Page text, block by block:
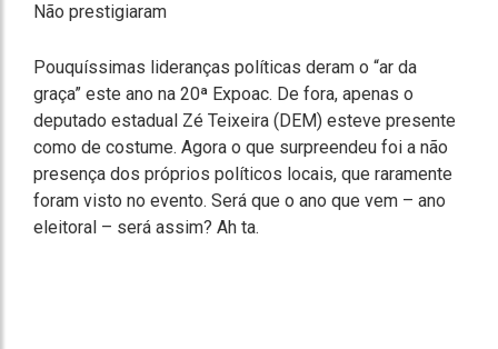
Não prestigiaram
Pouquíssimas lideranças políticas deram o “ar da
graça” este ano na 20ª Expoac. De fora, apenas o
deputado estadual Zé Teixeira (DEM) esteve presente
como de costume. Agora o que surpreendeu foi a não
presença dos próprios políticos locais, que raramente
foram visto no evento. Será que o ano que vem – ano
eleitoral – será assim? Ah ta.